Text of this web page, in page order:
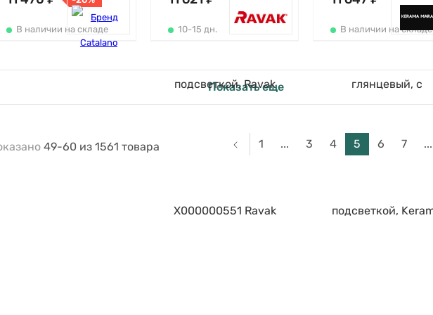
В наличии на складе 10-15 дн. В наличии на складе
Показать еще
49-60 из 1561 товара 1 ... 3 4 5 6 7 ...